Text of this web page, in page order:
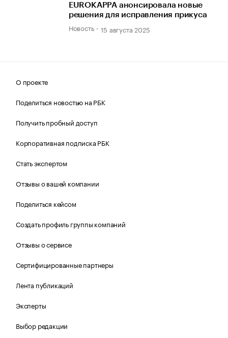
EUROKAPPA анонсировала новые
решения для исправления прикуса
Новость 15 августа 2025
О проекте
Поделиться новостью на РБК
Получить пробный доступ
Корпоративная подписка РБК
Стать экспертом
Отзывы о вашей компании
Поделиться кейсом
Создать профиль группы компаний
Отзывы о сервисе
Сертифицированные партнеры
Лента публикаций
Эксперты
Выбор редакции